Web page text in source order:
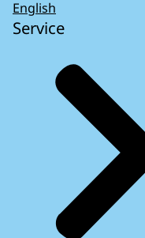
English
Service